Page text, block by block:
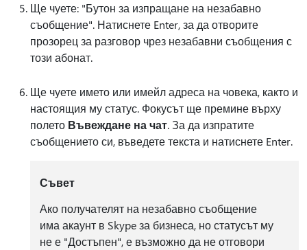
Ще чуете: "Бутон за изпращане на незабавно
съобщение". Натиснете Enter, за да отворите
прозорец за разговор чрез незабавни съобщения с
този абонат.
Ще чуете името или имейл адреса на човека, както и
настоящия му статус. Фокусът ще премине върху
полето Въвеждане на чат. За да изпратите
съобщението си, въведете текста и натиснете Enter.
Съвет
Ако получателят на незабавно съобщение
има акаунт в Skype за бизнеса, но статусът му
не е "Достъпен", е възможно да не отговори